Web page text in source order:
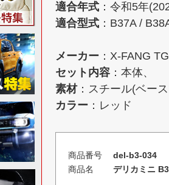
適合年式 ：令和5年
適合型式 ：B37A /
メーカー ：X-FANG
セット内容 ：本体、
素材：スチール(ベー
カラー ：レッド
商品番号
del-b3-034
商品名
デリカミニ